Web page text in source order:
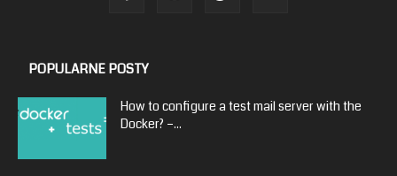
POPULARNE POSTY
How to configure a test mail server with the
Docker? –...